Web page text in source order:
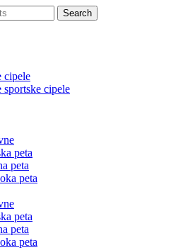
Search
cipele
sportske cipele
peta
peta
peta
peta
peta
peta